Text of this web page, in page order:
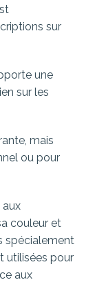
sur
une
sur les
mais
ou pour
aux
couleur et
spécialement
utilisées pour
aux